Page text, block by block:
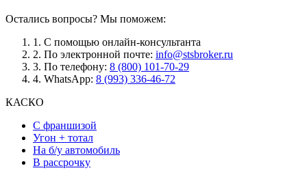
Остались вопросы? Мы поможем:
1. С помощью онлайн-консультанта
2. По электронной почте: info@stsbroker.ru
3. По телефону: 8 (800) 101-70-29
4. WhatsApp: 8 (993) 336-46-72
КАСКО
С франшизой
Угон + тотал
На б/у автомобиль
В рассрочку